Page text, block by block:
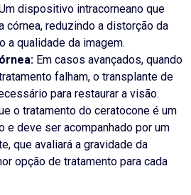
dispositivo intracorneano que
córnea, reduzindo a distorção da
a qualidade da imagem.
Em casos avançados, quando
falham, o transplante de
para restaurar a visão.
o tratamento do ceratocone é um
e deve ser acompanhado por um
que avaliará a gravidade da
opção de tratamento para cada